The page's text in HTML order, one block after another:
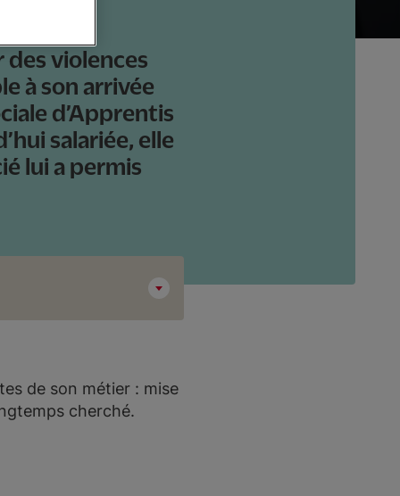
violences
à son arrivée
d’Apprentis
salariée, elle
lui a permis
de son métier : mise
cherché.